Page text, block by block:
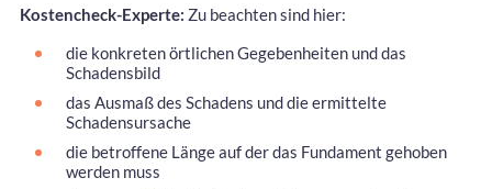
Kostencheck-Experte: Zu beachten sind hier:
die konkreten örtlichen Gegebenheiten und das
Schadensbild
das Ausmaß des Schadens und die ermittelte
Schadensursache
die betroffene Länge auf der das Fundament gehoben
werden muss